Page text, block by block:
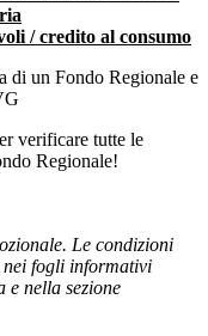
/ credito al consumo
di un Fondo Regionale e
verificare tutte le
Regionale!
Le condizioni
nei fogli informativi
e nella sezione